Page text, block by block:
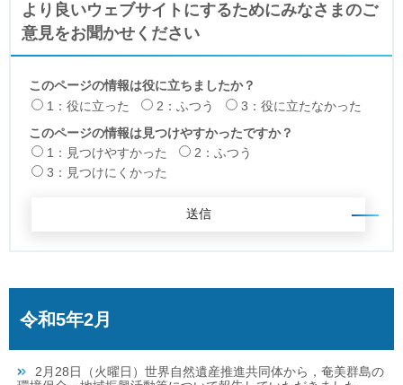
より良いウェブサイトにするためにみなさまのご
意見をお聞かせください
このページの情報は役に立ちましたか？
1：役に立った
2：ふつう
3：役に立たなかった
このページの情報は見つけやすかったですか？
1：見つけやすかった
2：ふつう
3：見つけにくかった
令和5年2月
2月28日（火曜日）世界自然遺産推進共同体から，奄美群島の